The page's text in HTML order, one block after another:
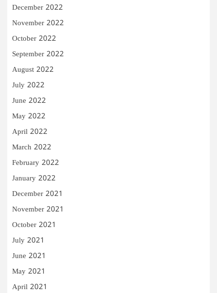
December 2022
November 2022
October 2022
September 2022
August 2022
July 2022
June 2022
May 2022
April 2022
March 2022
February 2022
January 2022
December 2021
November 2021
October 2021
July 2021
June 2021
May 2021
April 2021